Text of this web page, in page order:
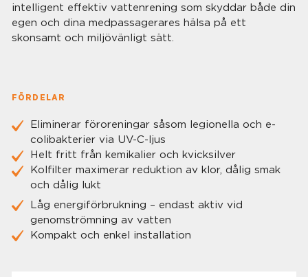
intelligent effektiv vattenrening som skyddar både din
egen och dina medpassagerares hälsa på ett
skonsamt och miljövänligt sätt.
FÖRDELAR
Eliminerar föroreningar såsom legionella och e-
colibakterier via UV-C-ljus
Helt fritt från kemikalier och kvicksilver
Kolfilter maximerar reduktion av klor, dålig smak
och dålig lukt
Låg energiförbrukning – endast aktiv vid
genomströmning av vatten
Kompakt och enkel installation